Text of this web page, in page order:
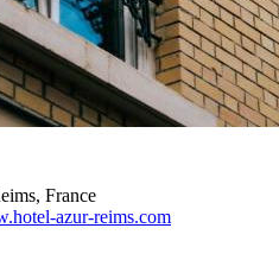
France
azur-reims.com